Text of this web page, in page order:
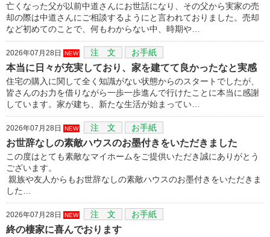
亡くなった父が以前中道さんにお世話になり、その父から実家の売
却の際は中道さんにご相談するようにと言われておりました。売却
など初めてのことで、何もわからない中、時期や…
2026年07月28日 NEW 注 文 お手紙
本当に日々が充実しており、家を建てて良かったなと実感
住宅の購入に関して全く知識がない状態からのスタートでしたが、
皆さんのお力を借りながら一歩一歩進んで行けたことに本当に感謝
しています。家が建ち、新たな生活が始まってい…
2026年07月28日 NEW 注 文 お手紙
お世辞なしの素敵ハウスのお墨付きをいただきました
この度はとても素敵なマイホームをご提供いただき誠にありがとう
ございます。
親族や友人からもお世辞なしの素敵ハウスのお墨付きをいただきま
した…
2026年07月28日 NEW 注 文 お手紙
終の棲家に喜んでおります